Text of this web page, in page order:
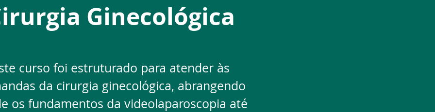
Ginecológica
curso foi estruturado para atender às
da cirurgia ginecológica, abrangendo
os fundamentos da videolaparoscopia até